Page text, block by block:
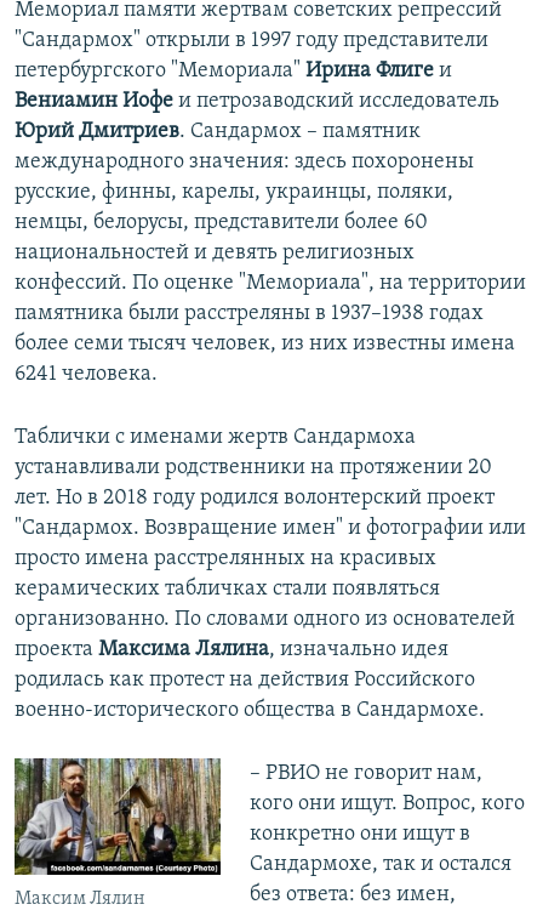
Мемориал памяти жертвам советских репрессий
"Сандармох" открыли в 1997 году представители
петербургского "Мемориала" Ирина Флиге и
Вениамин Иофе и петрозаводский исследователь
Юрий Дмитриев. Сандармох – памятник
международного значения: здесь похоронены
русские, финны, карелы, украинцы, поляки,
немцы, белорусы, представители более 60
национальностей и девять религиозных
конфессий. По оценке "Мемориала", на территории
памятника были расстреляны в 1937–1938 годах
более семи тысяч человек, из них известны имена
6241 человека.
Таблички с именами жертв Сандармоха
устанавливали родственники на протяжении 20
лет. Но в 2018 году родился волонтерский проект
"Сандармох. Возвращение имен" и фотографии или
просто имена расстрелянных на красивых
керамических табличках стали появляться
организованно. По словами одного из основателей
проекта Максима Лялина, изначально идея
родилась как протест на действия Российского
военно-исторического общества в Сандармохе.
Максим Лялин
– РВИО не говорит нам,
кого они ищут. Вопрос, кого
конкретно они ищут в
Сандармохе, так и остался
без ответа: без имен,